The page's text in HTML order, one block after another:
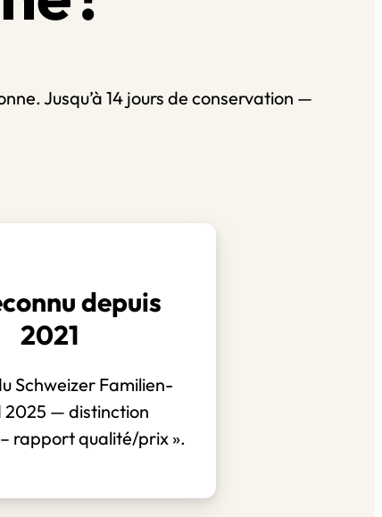
Jusqu’à 14 jours de conservation —
depuis
2021
Schweizer Familien-
2025 — distinction
rapport qualité/prix ».